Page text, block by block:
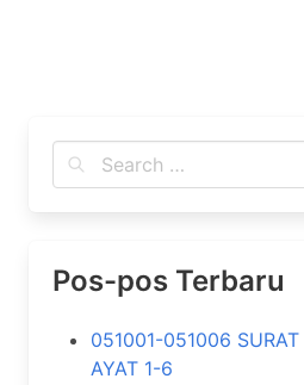
Pos-pos Terbaru
051001-051006
AYAT 1-6